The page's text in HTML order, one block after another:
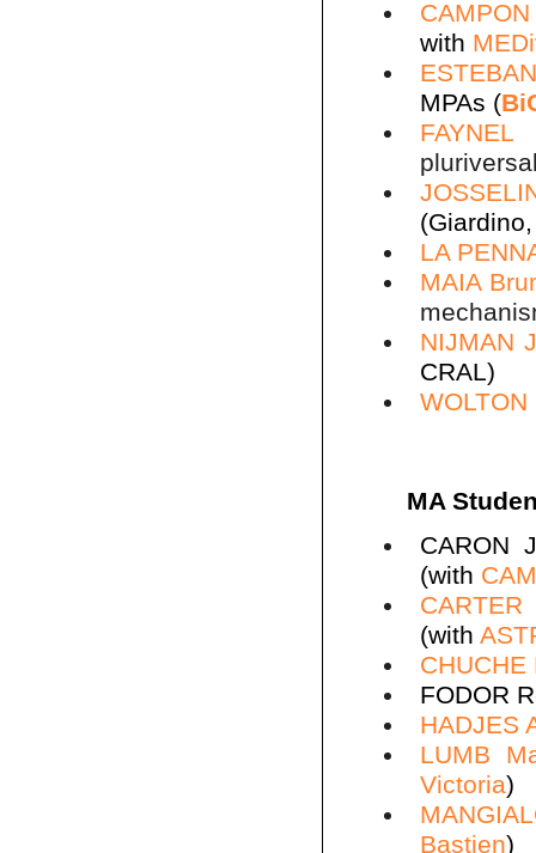
with
MPAs (
FAYNEL
LA
MAIA
NIJMAN
CRAL)
MA
CARON
(with
CARTER
(with
CHUCHE
FODOR
HADJES
LUMB
Victoria)
Bastien)